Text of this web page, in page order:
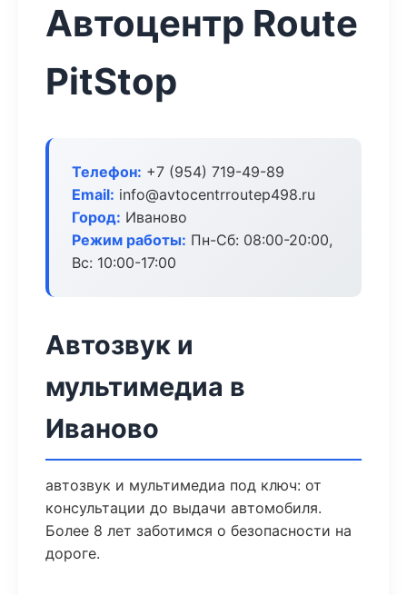
Автоцентр Route
PitStop
Телефон: +7 (954) 719-49-89
Email: info@avtocentrroutep498.ru
Город: Иваново
Режим работы: Пн-Сб: 08:00-20:00,
Вс: 10:00-17:00
Автозвук и
мультимедиа в
Иваново
автозвук и мультимедиа под ключ: от
консультации до выдачи автомобиля.
Более 8 лет заботимся о безопасности на
дороге.